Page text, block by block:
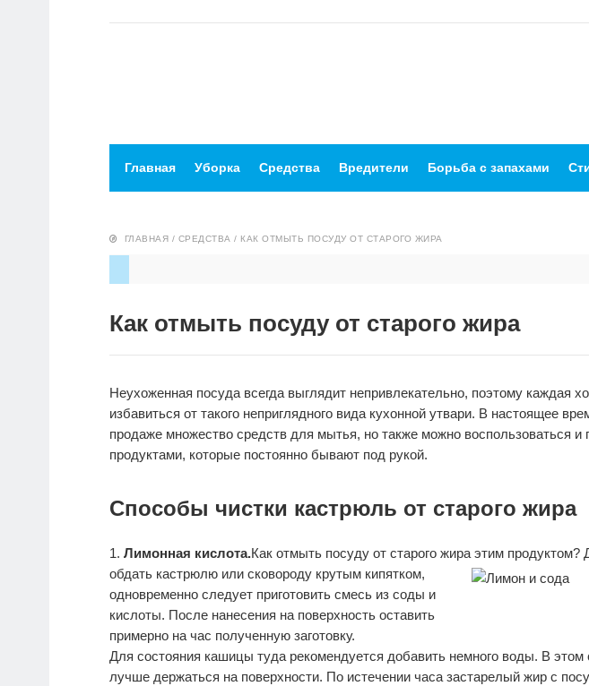
Главная Уборка Средства Вредители Борьба с запахами
ГЛАВНАЯ / СРЕДСТВА / КАК ОТМЫТЬ ПОСУДУ ОТ СТАРОГО ЖИРА
Как отмыть посуду от старого жира
Неухоженная посуда всегда выглядит непривлекательно, поэтому каждая
избавиться от такого неприглядного вида кухонной утвари. В настоящее
продаже множество средств для мытья, но также можно воспользоваться
продуктами, которые постоянно бывают под рукой.
Способы чистки кастрюль от старого жира
Лимонная кислота.Как отмыть посуду от старого жира этим продуктом?
обдать кастрюлю или сковороду крутым кипятком,
одновременно следует приготовить смесь из соды и
кислоты. После нанесения на поверхность оставить
примерно на час полученную заготовку.
Для состояния кашицы туда рекомендуется добавить немного воды. В этом
лучше держаться на поверхности. По истечении часа застарелый жир с